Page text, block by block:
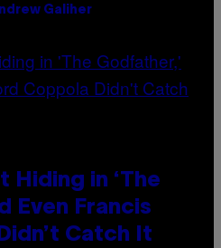
Galiher
Hiding in ‘The
Even Francis
Catch It